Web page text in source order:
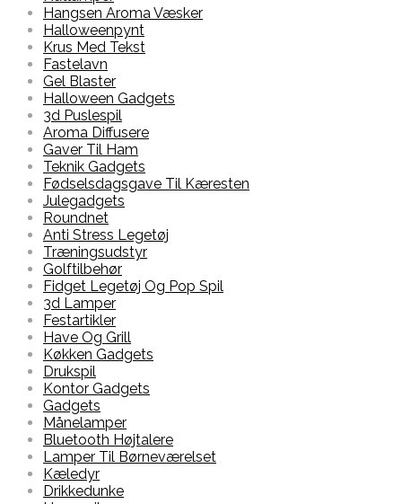
Hangsen Aroma Væsker
Halloweenpynt
Krus Med Tekst
Fastelavn
Gel Blaster
Halloween Gadgets
3d Puslespil
Aroma Diffusere
Gaver Til Ham
Teknik Gadgets
Fødselsdagsgave Til Kæresten
Julegadgets
Roundnet
Anti Stress Legetøj
Træningsudstyr
Golftilbehør
Fidget Legetøj Og Pop Spil
3d Lamper
Festartikler
Have Og Grill
Køkken Gadgets
Drukspil
Kontor Gadgets
Gadgets
Månelamper
Bluetooth Højtalere
Lamper Til Børneværelset
Kæledyr
Drikkedunke